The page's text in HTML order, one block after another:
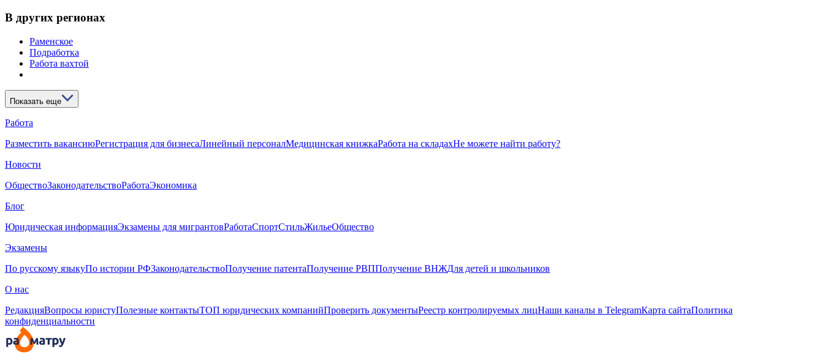
В других регионах
Раменское
Подработка
Работа вахтой
Показать еще
Работа
Разместить вакансиюРегистрация для бизнесаЛинейный персоналМедицинская книжкаРабота на складахНе можете найти работу?
Новости
ОбществоЗаконодательствоРаботаЭкономика
Блог
Юридическая информацияЭкзамены для мигрантовРаботаСпортСтильЖильеОбщество
Экзамены
По русскому языкуПо истории РФЗаконодательствоПолучение патентаПолучение РВППолучение ВНЖДля детей и школьников
О нас
РедакцияВопросы юристуПолезные контактыТОП юридических компанийПроверить документыРеестр контролируемых лицНаши каналы в TelegramКарта сайтаПолитика
конфиденциальности